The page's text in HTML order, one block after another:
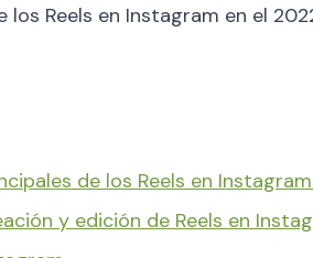
los Reels en Instagram en el
de los Reels en
y edición de Reels en